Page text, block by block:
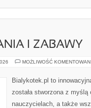
I ZABAWY
MOŻLIWOŚĆ
Bialykotek.pl to
została stworzona z
nauczycielach, a także